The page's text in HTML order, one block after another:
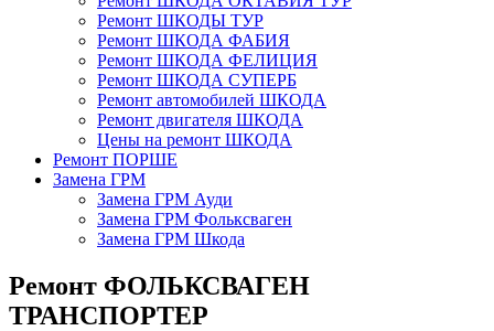
Ремонт ШКОДЫ ТУР
Ремонт ШКОДА ФАБИЯ
Ремонт ШКОДА ФЕЛИЦИЯ
Ремонт ШКОДА СУПЕРБ
Ремонт автомобилей ШКОДА
Ремонт двигателя ШКОДА
Цены на ремонт ШКОДА
Ремонт ПОРШЕ
Замена ГРМ
Замена ГРМ Ауди
Замена ГРМ Фольксваген
Замена ГРМ Шкода
Ремонт ФОЛЬКСВАГЕН
ТРАНСПОРТЕР